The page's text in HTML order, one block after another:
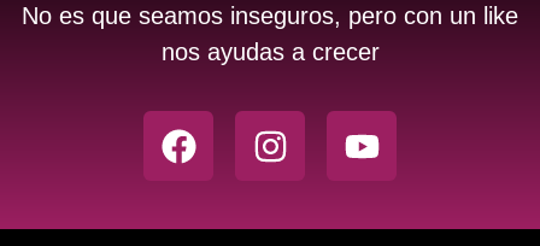
No es que seamos inseguros, pero con un like
nos ayudas a crecer